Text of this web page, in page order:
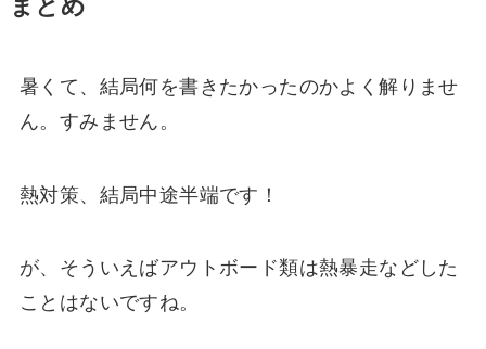
まとめ
暑くて、結局何を書きたかったのかよく解りませ
ん。すみません。
熱対策、結局中途半端です！
が、そういえばアウトボード類は熱暴走などした
ことはないですね。